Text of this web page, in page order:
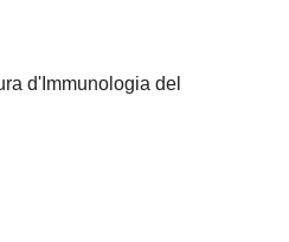
d'Immunologia del